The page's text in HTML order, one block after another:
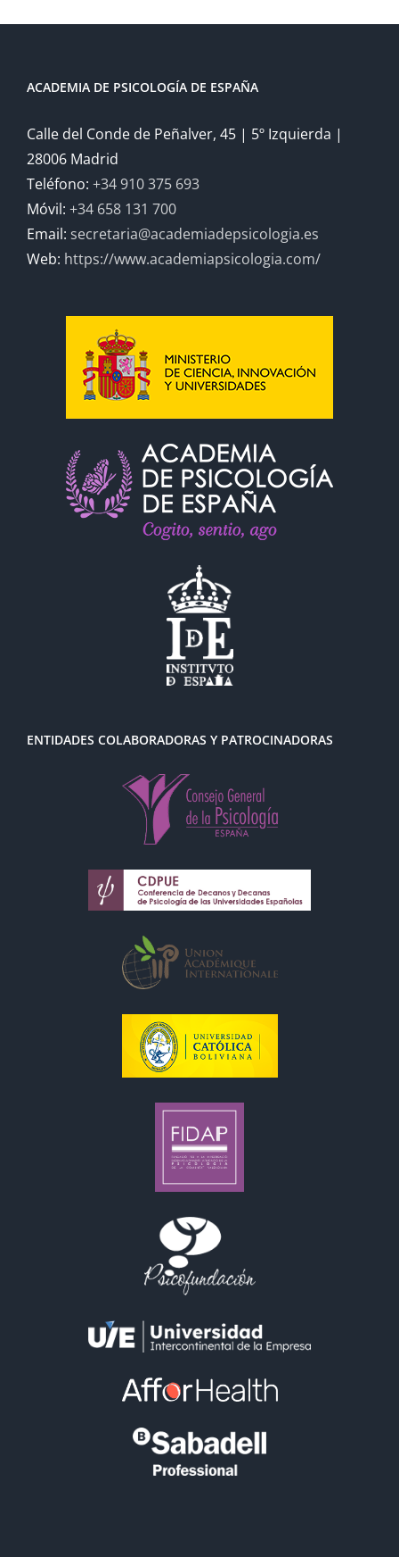
ACADEMIA DE PSICOLOGÍA DE ESPAÑA
Calle del Conde de Peñalver, 45 | 5º Izquierda |
28006 Madrid
Teléfono: +34 910 375 693
Móvil: +34 658 131 700
Email: secretaria@academiadepsicologia.es
Web: https://www.academiapsicologia.com/
ENTIDADES COLABORADORAS Y PATROCINADORAS